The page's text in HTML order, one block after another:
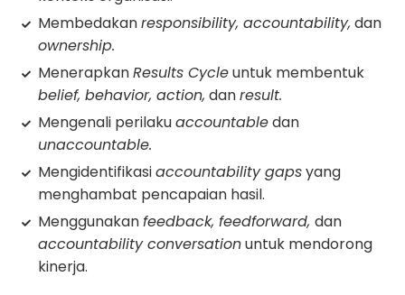
Membedakanresponsibility, accountability, dan
ownership.
MenerapkanResults Cycleuntuk membentuk
belief, behavior, action, danresult.
Mengenali perilakuaccountabledan
unaccountable.
Mengidentifikasiaccountability gapsyang
menghambat pencapaian hasil.
Menggunakanfeedback, feedforward,dan
accountability conversationuntuk mendorong
kinerja.